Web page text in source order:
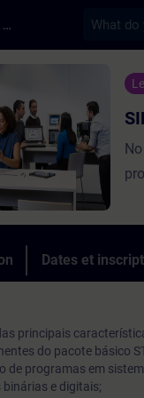
Training Services for Digital Industries
SIMATIC S7
Dates et
principais
do pacote básico
de programas em
binárias e digitais;